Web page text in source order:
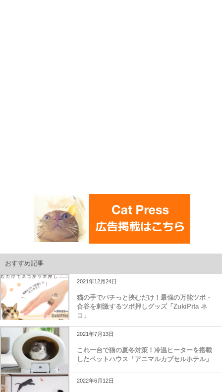
おすすめ記事
2021年12月24日
猫の手でパチっと挟むだけ！最強の万能ツボ・
合谷を刺激するツボ押しグッズ「ZukiPita ネ
コ」
2021年7月13日
これ一台で猫の夏冬対策！冷温ヒーターを搭載
したペットハウス「アニマルカプセルホテル」
2022年6月12日